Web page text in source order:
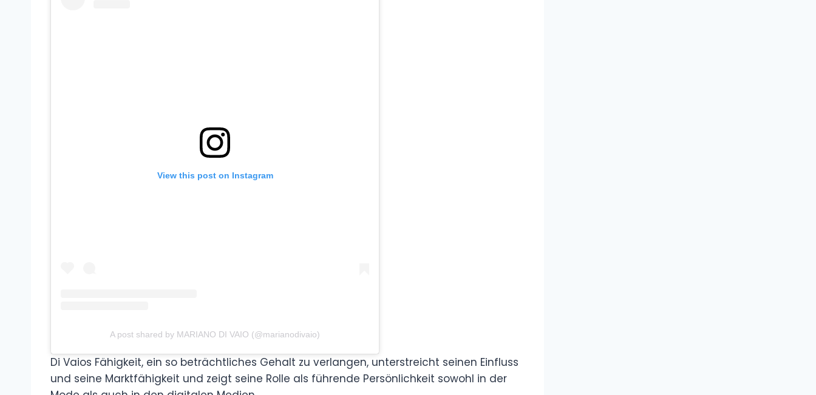
View this post on Instagram
A post shared by MARIANO DI VAIO (@marianodivaio)
Di Vaios Fähigkeit, ein so beträchtliches Gehalt zu verlangen, unterstreicht seinen Einfluss
und seine Marktfähigkeit und zeigt seine Rolle als führende Persönlichkeit sowohl in der